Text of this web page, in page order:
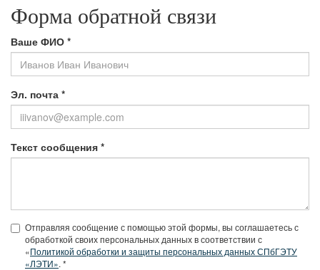
Форма обратной связи
Ваше ФИО *
Эл. почта *
Текст сообщения *
Отправляя сообщение с помощью этой формы, вы соглашаетесь с
обработкой своих персональных данных в соответствии с
«Политикой обработки и защиты персональных данных СПбГЭТУ
«ЛЭТИ». *